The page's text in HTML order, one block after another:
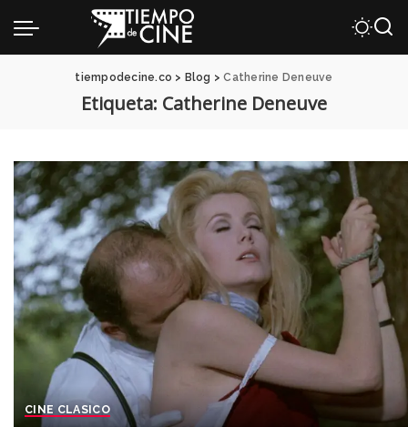
tiempodecine.co > Blog >Catherine Deneuve
Etiqueta: Catherine Deneuve
CINE CLASICO